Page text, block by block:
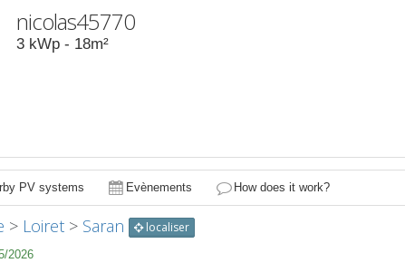
nicolas45770
3 kWp - 18m²
PV systems Evènements How does it work?
> Loiret > Saran localiser
2026